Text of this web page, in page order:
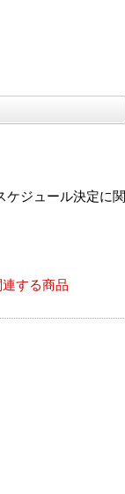
ケジュール決定に関
する商品